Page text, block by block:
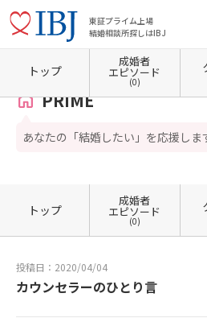
東証プライム上場
結婚相談所探しはIBJ
ホーム 大阪府の結婚相談所 大阪府大阪市
PRIME
あなたの「結婚したい」を応援しま
トップ
成婚者
エピソード
(0)
トップ
成婚者
エピソード
(0)
投稿日：2020/04/04
カウンセラーのひとり言